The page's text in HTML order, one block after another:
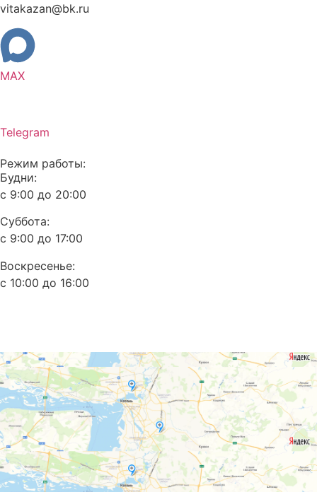
vitakazan@bk.ru
MAX
Telegram
Режим работы:
Будни:
с 9:00 до 20:00
Суббота:
с 9:00 до 17:00
Воскресенье:
с 10:00 до 16:00